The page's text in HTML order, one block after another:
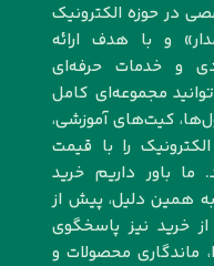
در حوزه الکترونیک
و با هدف ارائه
و خدمات حرفه‌ای
مجموعه‌ای کامل
کیت‌های آموزشی،
را با قیمت
باور داریم خرید
به همین دلیل، پیش از
خرید نیز پاسخگوی
ماندگاری محصولات و